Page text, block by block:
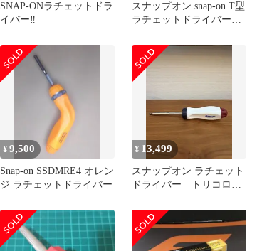
SNAP-ONラチェットドラ
イバー‼️
スナップオン snap-on T型
ラチェットドライバー
¥9,500
Snap-on SSDMRE4 オレン
ジ ラチェットドライバー
¥ 13,499
スナップオン ラチェット
ドライバー トリコロー